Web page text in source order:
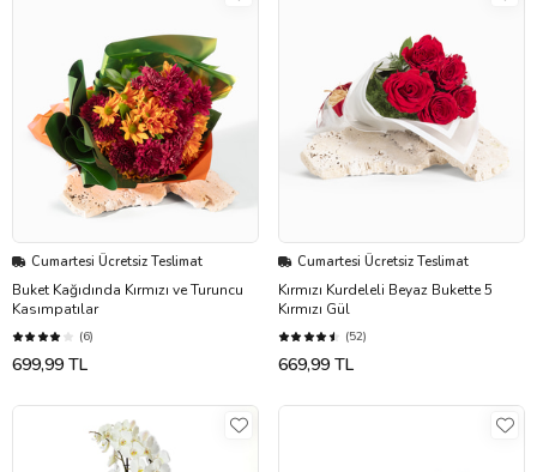
Cumartesi Ücretsiz Teslimat
Buket Kağıdında Kırmızı ve Turuncu
Kasımpatılar
(6)
699,99 TL
Cumartesi Ücretsiz Teslimat
Kırmızı Kurdeleli Beyaz Bukette 5
Kırmızı Gül
(52)
669,99 TL